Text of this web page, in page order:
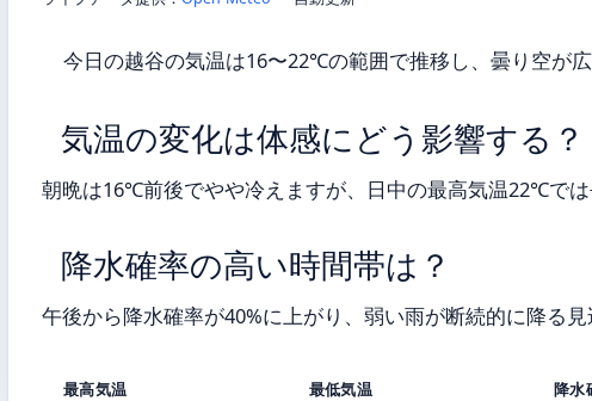
今日の越谷の気温は16〜22℃の範囲で推移し、曇り空が
気温の変化は体感にどう影響する？
朝晩は16℃前後でやや冷えますが、日中の最高気温22℃で
降水確率の高い時間帯は？
午後から降水確率が40%に上がり、弱い雨が断続的に降る
最高気温 最低気温 降水